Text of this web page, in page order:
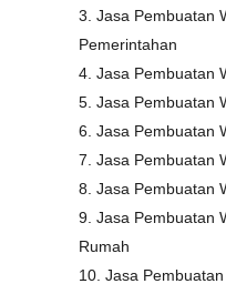
3. Jasa Pembuatan
Pemerintahan
4. Jasa Pembuatan
5. Jasa Pembuatan
6. Jasa Pembuatan
7. Jasa Pembuatan
8. Jasa Pembuatan
9. Jasa Pembuatan
Rumah
10. Jasa